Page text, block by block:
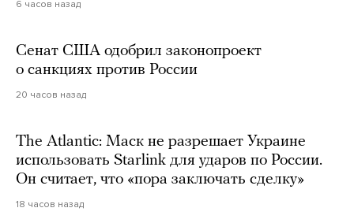
6 часов назад
Сенат США одобрил законопроект
о санкциях против России
20 часов назад
The Atlantic: Маск не разрешает Украине
использовать Starlink для ударов по России.
Он считает, что «пора заключать сделку»
18 часов назад